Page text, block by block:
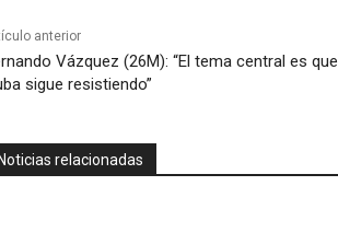
anterior
Vázquez (26M): “El tema central es que
sigue resistiendo”
Noticias relacionadas